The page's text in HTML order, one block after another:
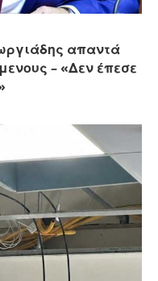
απαντά
– «Δεν έπεσε